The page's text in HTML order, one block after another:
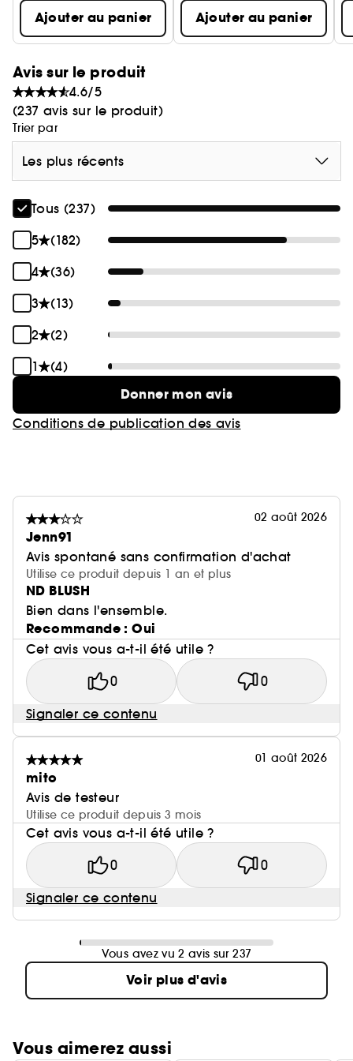
Ajouter au panier Ajouter au panier
Avis sur le produit
4.6/5
(237 avis sur le produit)
Trier par
Les plus récents
Tous (237)
5
(182)
4
(36)
3
(13)
2
(2)
1
(4)
Donner mon avis
Conditions de publication des avis
02 août 2026
Jenn91
Avis spontané sans confirmation d'achat
Utilise ce produit depuis 1 an et plus
ND BLUSH
Bien dans l'ensemble.
Recommande : Oui
Cet avis vous a-t-il été utile ?
0 0
Signaler ce contenu
01 août 2026
mito
Avis de testeur
Utilise ce produit depuis 3 mois
Cet avis vous a-t-il été utile ?
0 0
Signaler ce contenu
Vous avez vu 2 avis sur 237
Voir plus d'avis
Vous aimerez aussi